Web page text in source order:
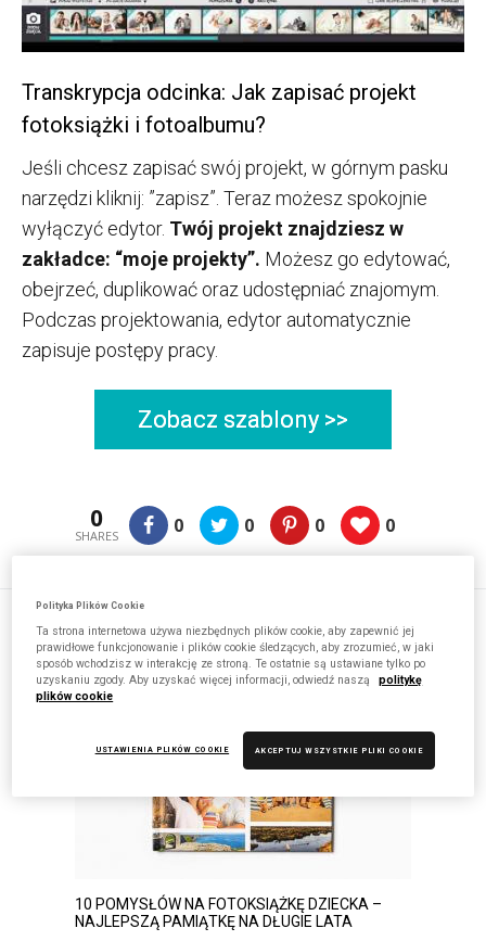
Transkrypcja odcinka: Jak zapisać projekt
fotoksiążki i fotoalbumu?
Jeśli chcesz zapisać swój projekt, w górnym pasku
narzędzi kliknij: ”zapisz”. Teraz możesz spokojnie
wyłączyć edytor. Twój projekt znajdziesz w
zakładce: “moje projekty”. Możesz go edytować,
obejrzeć, duplikować oraz udostępniać znajomym.
Podczas projektowania, edytor automatycznie
zapisuje postępy pracy.
Zobacz szablony >>
0
SHARES 0 0 0 0
Zobacz także
10 POMYSŁÓW NA FOTOKSIĄŻKĘ DZIECKA –
NAJLEPSZĄ PAMIĄTKĘ NA DŁUGIE LATA
Polityka Plików Cookie
Ta strona internetowa używa niezbędnych plików cookie, aby zapewnić jej
prawidłowe funkcjonowanie i plików cookie śledzących, aby zrozumieć, w jaki
sposób wchodzisz w interakcję ze stroną. Te ostatnie są ustawiane tylko po
uzyskaniu zgody. Aby uzyskać więcej informacji, odwiedź naszą
politykę
plików cookie
USTAWIENIA PLIKÓW COOKIE AKCEPTUJ WSZYSTKIE PLIKI COOKIE